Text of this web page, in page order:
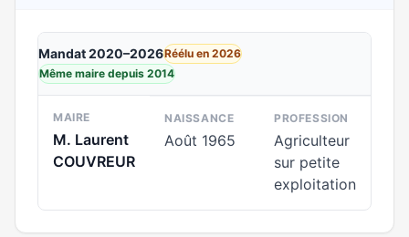
Mandat 2020–2026Réélu en 2026
Même maire depuis 2014
MAIRE
M. Laurent
COUVREUR
NAISSANCE
Août 1965
PROFESSION
Agriculteur
sur petite
exploitation